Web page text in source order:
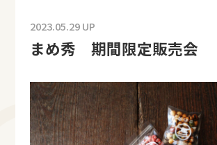
2023.05.29 UP
まめ秀 期間限定販売会